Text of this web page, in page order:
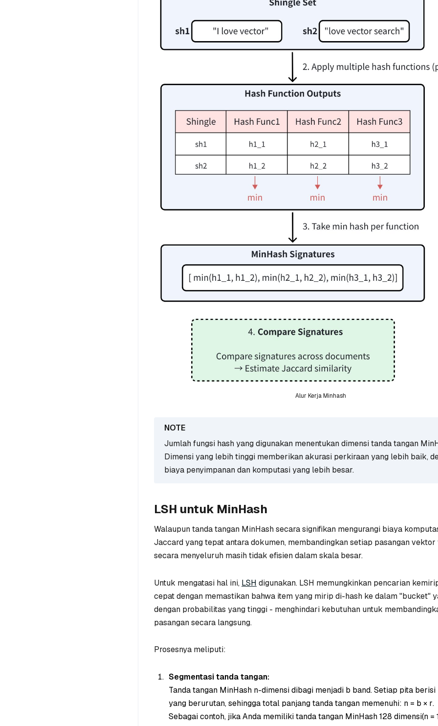
Alur Kerja Minhash
Jumlah fungsi hash yang digunakan menentukan dimensi tanda tangan
Dimensi yang lebih tinggi memberikan akurasi perkiraan yang lebih baik,
biaya penyimpanan dan komputasi yang lebih besar.
LSH untuk MinHash
Walaupun tanda tangan MinHash secara signifikan mengurangi biaya
Jaccard yang tepat antara dokumen, membandingkan setiap pasangan vektor
secara menyeluruh masih tidak efisien dalam skala besar.
Untuk mengatasi hal ini, LSH digunakan. LSH memungkinkan pencarian
cepat dengan memastikan bahwa item yang mirip di-hash ke dalam "bucket"
dengan probabilitas yang tinggi - menghindari kebutuhan untuk
pasangan secara langsung.
Prosesnya meliputi:
Segmentasi tanda tangan:
Tanda tangan MinHash n-dimensidibagi menjadi b band. Setiap pita berisi
yang berurutan, sehingga total panjang tanda tangan memenuhi: n = b × r.
Sebagai contoh, jika Anda memiliki tanda tangan MinHash 128 dimensi(n =